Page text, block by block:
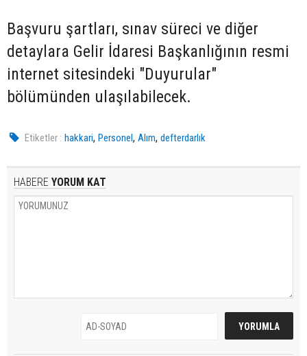
Başvuru şartları, sınav süreci ve diğer
detaylara Gelir İdaresi Başkanlığının resmi
internet sitesindeki "Duyurular"
bölümünden ulaşılabilecek.
Etiketler : hakkari,Personel,Alım,defterdarlık
HABERE YORUM KAT